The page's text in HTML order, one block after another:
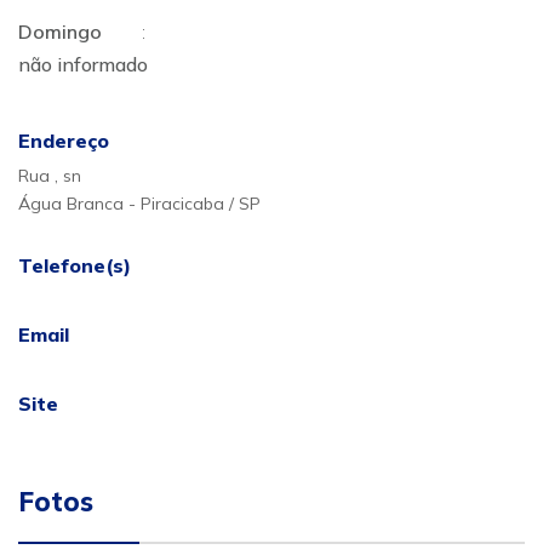
Domingo
:
não informado
Endereço
Rua , sn
Água Branca - Piracicaba / SP
Telefone(s)
Email
Site
Fotos